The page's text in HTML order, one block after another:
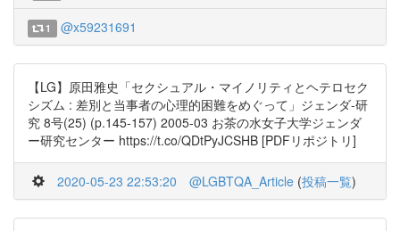
1 @x59231691
【LG】原田雅史「セクシュアル・マイノリティとヘテロセク
シズム : 差別と当事者の心理的困難をめぐって」ジェンダ-研
究 8号(25) (p.145-157) 2005-03 お茶の水女子大学ジェンダ
ー研究センター https://t.co/QDtPyJCSHB [PDFリポジトリ]
2020-05-23 22:53:20 @LGBTQA_Article (投稿一覧)